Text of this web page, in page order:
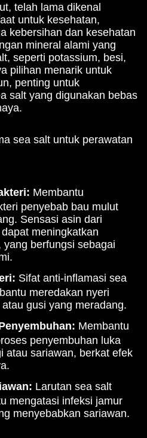
telah lama dikenal
untuk kesehatan,
kebersihan dan kesehatan
mineral alami yang
seperti potassium, besi,
pilihan menarik untuk
penting untuk
salt yang digunakan bebas
sea salt untuk perawatan
Membantu
penyebab bau mulut
Sensasi asin dari
meningkatkan
yang berfungsi sebagai
Sifat anti-inflamasi sea
meredakan nyeri
gusi yang meradang.
Membantu
penyembuhan luka
atau sariawan, berkat efek
Larutan sea salt
mengatasi infeksi jamur
menyebabkan sariawan.